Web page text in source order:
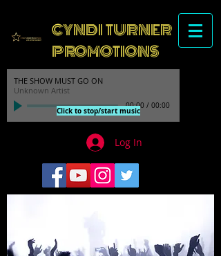
CYNDI TURNER
PROMOTIONS
THE SHOW MUST GO ON
Unknown Artist
00:00 / 00:00
Click to stop/start music
Log In